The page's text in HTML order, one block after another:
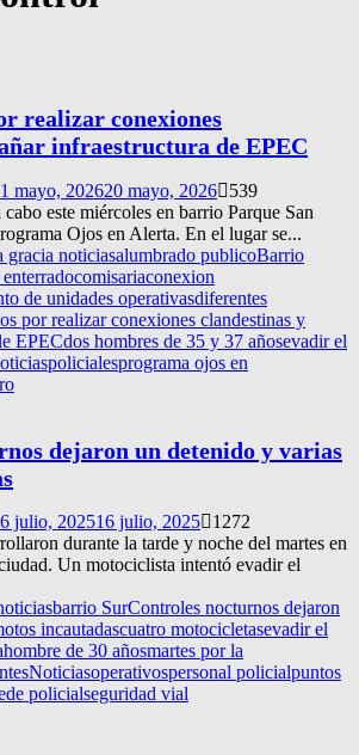
realizar conexiones
infraestructura de EPEC
mayo, 202620 mayo, 2026
539
este miércoles en barrio Parque San
Ojos en Alerta. En el lugar se...
gracia noticiasalumbrado publicoBarrio
comisariaconexion
de unidades operativasdiferentes
por realizar conexiones clandestinas y
EPECdos hombres de 35 y 37 añosevadir el
policialesprograma ojos en
dejaron un detenido y varias
julio, 202516 julio, 2025
1272
durante la tarde y noche del martes en
Un motociclista intentó evadir el
barrio SurControles nocturnos dejaron
incautadascuatro motocicletasevadir el
hombre de 30 añosmartes por la
Noticiasoperativospersonal policialpuntos
policialseguridad vial